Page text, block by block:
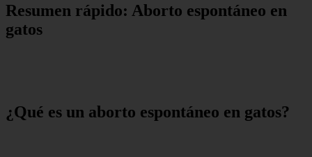
Resumen rápido: Aborto espontáneo en
gatos
¿Qué es un aborto espontáneo en gatos?